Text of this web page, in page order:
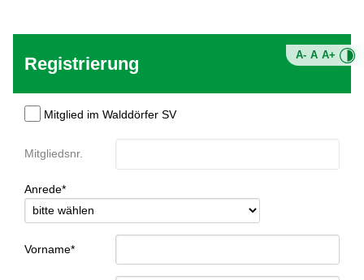
A- A A+
Registrierung
Mitglied im Walddörfer SV
Mitgliedsnr.
Anrede*
Vorname*